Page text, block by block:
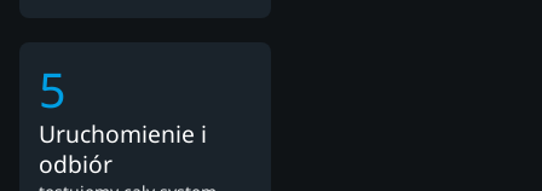
5
Uruchomienie i
odbiór